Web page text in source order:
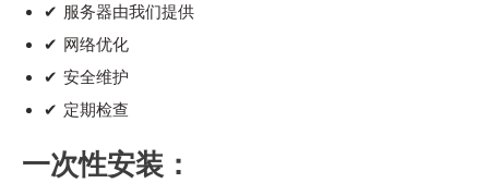
✔ 服务器由我们提供
✔ 网络优化
✔ 安全维护
✔ 定期检查
一次性安装：